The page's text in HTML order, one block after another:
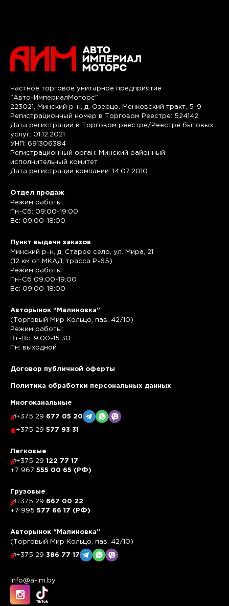
Частное торговое унитарное предприятие
"Авто-ИмпериалМоторс"
223021, Минский р-н, д. Озерцо, Менковский тракт, 5-9
Регистрационный номер в Торговом Реестре: 524142
Дата регистрации в Торговом реестре/Реестре бытовых
услуг: 01.12.2021
УНП: 691306384
Регистрационный орган: Минский районный
исполнительный комитет
Дата регистрации компании: 14.07.2010
Отдел продаж
Режим работы:
Пн-Сб: 09:00-19:00
Вс: 09:00-18:00
Пункт выдачи заказов
Минский р-н, д. Старое село, ул. Мира, 21
(12 км от МКАД, трасса P-65)
Режим работы:
Пн-Сб 09:00-19:00
Вс: 09:00-18:00
Авторынок “Малиновка”
(Торговый Мир Кольцо, пав. 42/10)
Режим работы:
Вт-Вс: 9:00-15:30
Пн: выходной
Договор публичной оферты
Политика обработки персональных данных
Многоканальные
+375 29 677 05 20
+375 29 577 93 31
Легковые
+375 29 122 77 17
+7 967 555 00 65 (РФ)
Грузовые
+375 29 667 00 22
+7 995 577 66 17 (РФ)
Авторынок “Малиновка”
(Торговый Мир Кольцо, пав. 42/10)
+375 29 386 77 17
info@a-im.by